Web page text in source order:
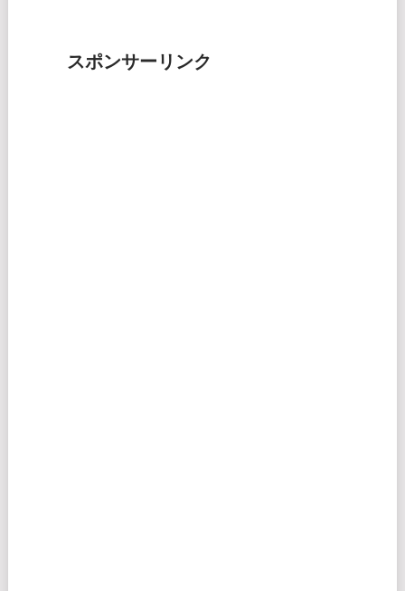
スポンサーリンク